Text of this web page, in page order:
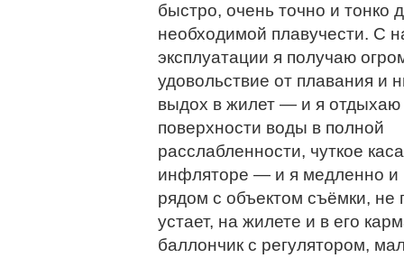
быстро, очень точно и тонко
необходимой плавучести. С
эксплуатации я получаю
удовольствие от плавания и
выдох в жилет — и я отдыхаю
поверхности воды в полной
расслабленности, чуткое
инфляторе — и я медленно и
рядом с объектом съёмки, не
устает, на жилете и в его
баллончик с регулятором,